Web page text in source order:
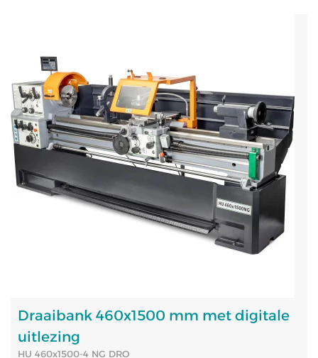
Draaibank 460x1500 mm met digitale
uitlezing
HU 460x1500-4 NG DRO